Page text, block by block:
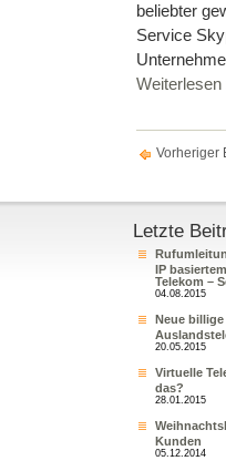
beliebter
Service
Weiterlesen
Vorheriger
Letzte
IP
Telekom –
04.08.2015
Neue
20.05.2015
Virtuelle
das?
28.01.2015
Kunden
05.12.2014